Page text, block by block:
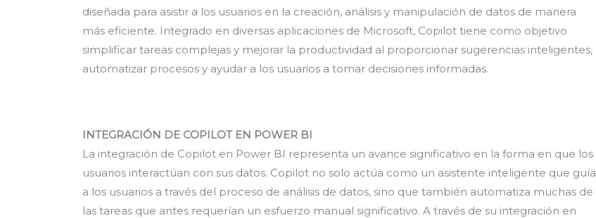
diseñada para asistir a los usuarios en la creación, análisis y manipulación de datos de manera
más eficiente. Integrado en diversas aplicaciones de Microsoft, Copilot tiene como objetivo
simplificar tareas complejas y mejorar la productividad al proporcionar sugerencias inteligentes,
automatizar procesos y ayudar a los usuarios a tomar decisiones informadas.
INTEGRACIÓN DE COPILOT EN POWER BI
La integración de Copilot en Power BI representa un avance significativo en la forma en que los
usuarios interactúan con sus datos. Copilot no solo actúa como un asistente inteligente que guía
a los usuarios a través del proceso de análisis de datos, sino que también automatiza muchas de
las tareas que antes requerían un esfuerzo manual significativo. A través de su integración en